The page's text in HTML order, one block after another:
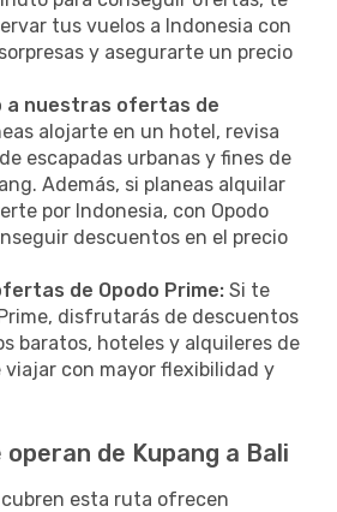
tus vuelos a Indonesia con
y asegurarte un precio
a nuestras ofertas de
alojarte en un hotel, revisa
escapadas urbanas y fines de
Además, si planeas alquilar
por Indonesia, con Opodo
descuentos en el precio
de Opodo Prime: Si te
disfrutarás de descuentos
baratos, hoteles y alquileres de
viajar con mayor flexibilidad y
de Kupang a Bali
esta ruta ofrecen